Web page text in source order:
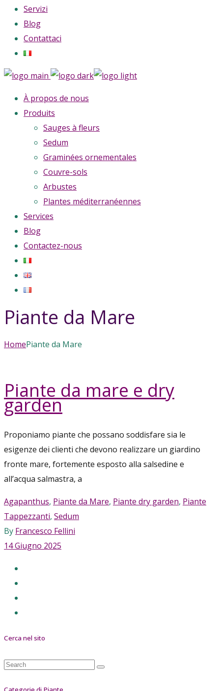
Servizi
Blog
Contattaci
À propos de nous
Produits
Sauges à fleurs
Sedum
Graminées ornementales
Couvre-sols
Arbustes
Plantes méditerranéennes
Services
Blog
Contactez-nous
Piante da Mare
HomePiante da Mare
Piante da mare e dry
garden
Proponiamo piante che possano soddisfare sia le
esigenze dei clienti che devono realizzare un giardino
fronte mare, fortemente esposto alla salsedine e
all’acqua salmastra, a
Agapanthus, Piante da Mare, Piante dry garden, Piante
Tappezzanti, Sedum
By Francesco Fellini
14 Giugno 2025
Cerca nel sito
Search